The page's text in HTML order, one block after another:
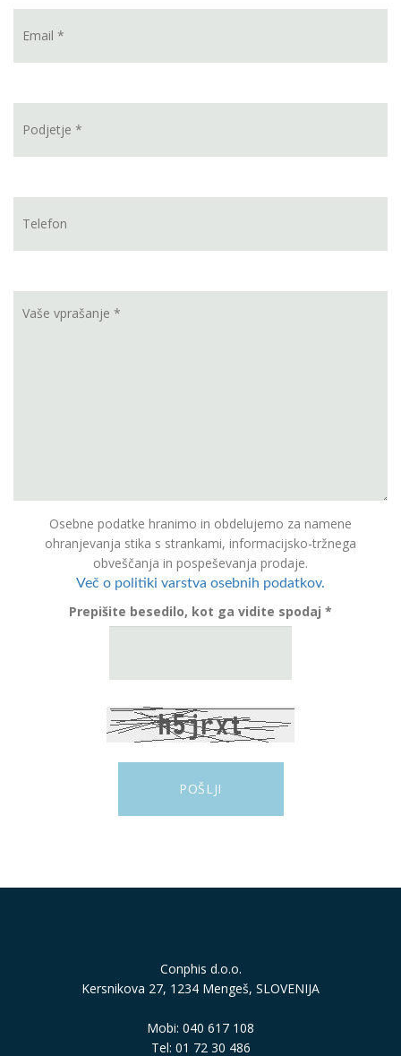
Osebne podatke hranimo in obdelujemo za namene
ohranjevanja stika s strankami, informacijsko-tržnega
obveščanja in pospeševanja prodaje.
Več o politiki varstva osebnih podatkov.
Prepišite besedilo, kot ga vidite spodaj *
Conphis d.o.o.
Kersnikova 27, 1234 Mengeš, SLOVENIJA
Mobi: 040 617 108
Tel: 01 72 30 486